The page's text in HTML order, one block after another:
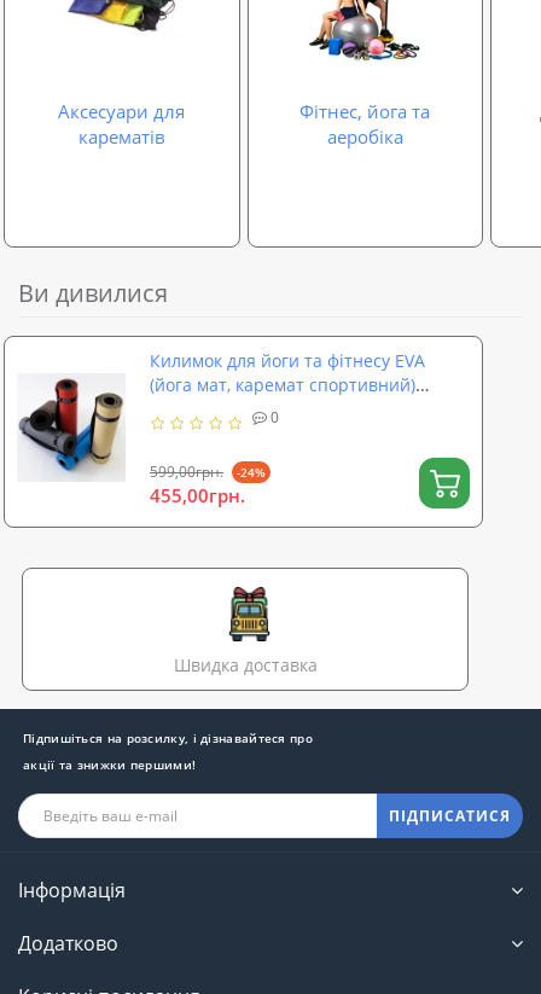
Аксесуари для
карематів
Фітнес, йога та
аеробіка
Ви дивилися
Килимок для йоги та фітнесу EVA
(йога мат, каремат спортивний)
OSPORT ECO Friendly Pro 4 мм (OF-
0097)
0
599,00грн. -24%
455,00грн.
Швидка доставка
Підпишіться на розсилку, і дізнавайтеся про
акції та знижки першими!
ПІДПИСАТИСЯ
Інформація
Додатково